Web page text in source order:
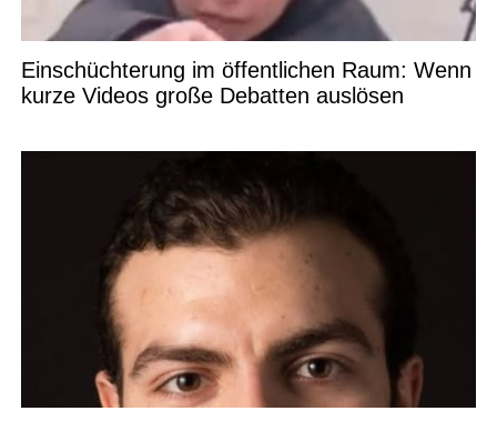
Einschüchterung im öffentlichen Raum: Wenn
kurze Videos große Debatten auslösen